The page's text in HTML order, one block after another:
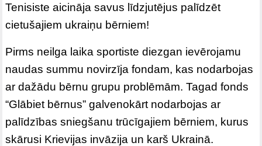
Tenisiste aicināja savus līdzjutējus palīdzēt
cietušajiem ukraiņu bērniem!
Pirms neilga laika sportiste diezgan ievērojamu
naudas summu novirzīja fondam, kas nodarbojas
ar dažādu bērnu grupu problēmām. Tagad fonds
“Glābiet bērnus” galvenokārt nodarbojas ar
palīdzības sniegšanu trūcīgajiem bērniem, kurus
skārusi Krievijas invāzija un karš Ukrainā.